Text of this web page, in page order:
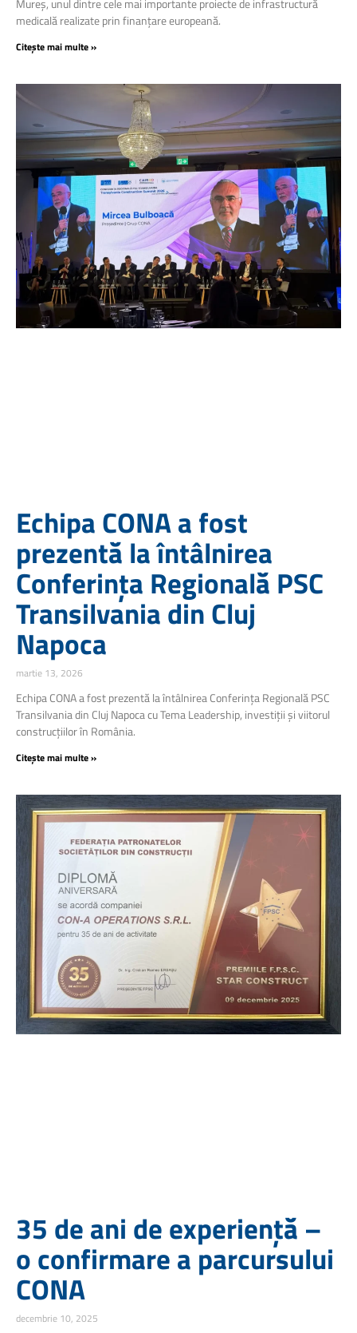
medicală realizate prin finanțare europeană.
Citește mai multe »
Echipa CONA a fost
prezentă la întâlnirea
Conferința Regională PSC
Transilvania din Cluj
Napoca
martie 13, 2026
Echipa CONA a fost prezentă la întâlnirea Conferința Regională PSC
Transilvania din Cluj Napoca cu Tema Leadership, investiții și viitorul
construcțiilor în România.
Citește mai multe »
35 de ani de experiență –
o confirmare a parcursului
CONA
decembrie 10, 2025